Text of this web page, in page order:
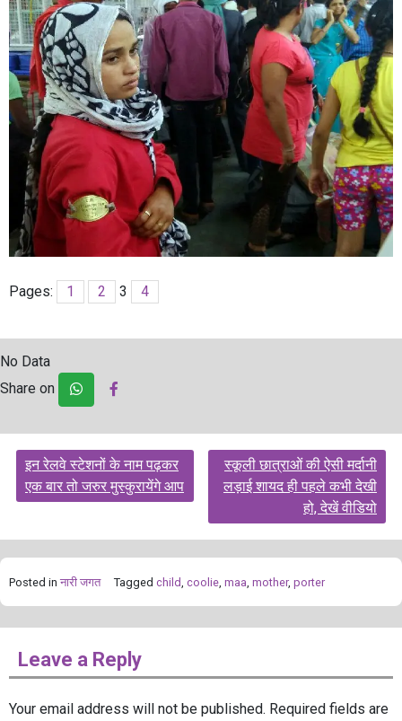
Pages: 1 2 3 4
No Data
Share on
Post
navigation
इन रेलवे स्टेशनों के नाम पढ़कर
एक बार तो जरुर मुस्कुरायेंगे आप
स्कूली छात्राओं की ऐसी मर्दानी
लड़ाई शायद ही पहले कभी देखी
हो, देखें वीडियो
Posted in नारी जगत Tagged child, coolie, maa, mother, porter
Leave a Reply
Your email address will not be published. Required fields are